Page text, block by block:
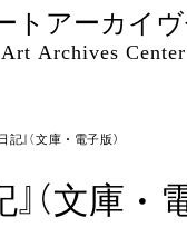
トアーカイ
Archives Center
』（文庫・電子版）
（文庫・